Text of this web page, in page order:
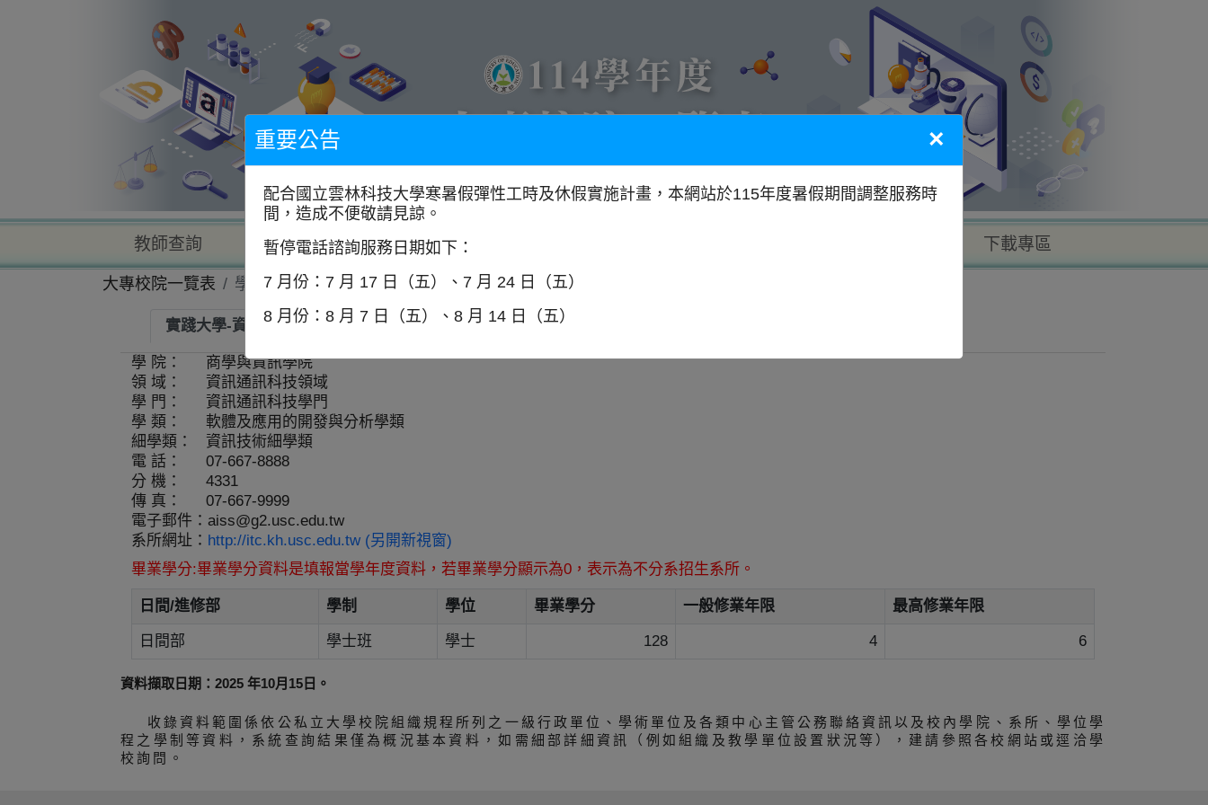
教師查詢 學校查詢 以學門找學校 下載專區
大專校院一覽表 學系資訊
實踐大學-資訊科技與通訊學系 師資
學 院：
商學與資訊學院
領 域：
資訊通訊科技領域
學 門：
資訊通訊科技學門
學 類：
軟體及應用的開發與分析學類
細學類：
資訊技術細學類
電 話：
07-667-8888
分 機：
4331
傳 真：
07-667-9999
電子郵件： aiss@g2.usc.edu.tw
系所網址： http://itc.kh.usc.edu.tw (另開新視窗)
畢業學分:畢業學分資料是填報當學年度資料，若畢業學分顯示為0，表示為不分系招生系所。
日間/進修部 學制 學位 畢業學分 一般修業年限 最高修業年限
日間部 學士班 學士 128 4 6
資料擷取日期：2025 年10月15日。
收錄資料範圍係依公私立大學校院組織規程所列之一級行政單位、學術單位及各類中心主管公務聯絡資訊以及校內學院、系所、學位學
程之學制等資料，系統查詢結果僅為概況基本資料，如需細部詳細資訊（例如組織及教學單位設置狀況等），建請參照各校網站或逕洽學
校詢問。
重要公告 ×
配合國立雲林科技大學寒暑假彈性工時及休假實施計畫，本網站於115年度暑假期間調整服務時
間，造成不便敬請見諒。
暫停電話諮詢服務日期如下：
7 月份：7 月 17 日（五）、7 月 24 日（五）
8 月份：8 月 7 日（五）、8 月 14 日（五）